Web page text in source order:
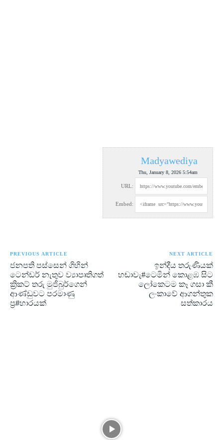
Madyawediya
Thu, January 8, 2026 5:54am
URL:
Embed:
PREVIOUS ARTICLE
ජනපති පස්සෙන් ගිහින්
ටෙන්ඩර් නැතුව ව්‍යාපෘතිගත්
ක්‍රිකට් තරු මුජිබුර්ගෙන්
ආණ්ඩුවට පරමාණු
ප්‍ර#හාරයක්
NEXT ARTICLE
ඉන්දීය තරුණියක්
හඬාවැ#ටෙමින් කොළඹ සිට
ලෝකෙටම කෑ ගසා කී
ලංකාවේ ආගන්තුක
සත්කාරය